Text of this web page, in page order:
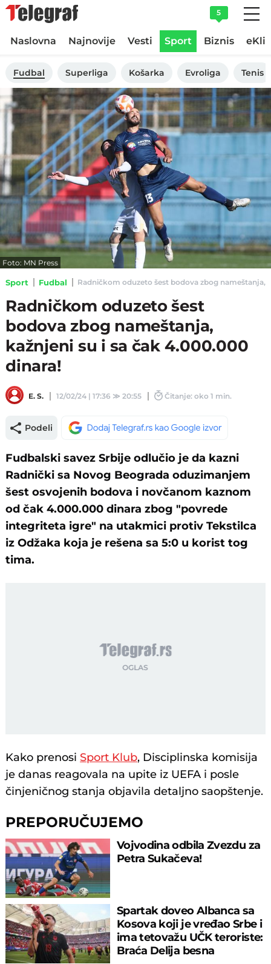
5
Naslovna Najnovije Vesti Sport Biznis
Fudbal Superliga Košarka Evroliga Tenis
Foto: MN Press
Sport Fudbal Radničkom oduzeto šest bodova zbog nameštanja,
Radničkom oduzeto šest
bodova zbog nameštanja,
kažnjeni su i sa čak 4.000.000
dinara!
E. S. 12/02/24 | 17:36 ≫20:55 Čitanje: oko 1 min.
Podeli
Fudbalski savez Srbije odlučio je da kazni
Radnički sa Novog Beograda oduzimanjem
šest osvojenih bodova i novčanom kaznom
od čak 4.000.000 dinara zbog "povrede
integriteta igre" na utakmici protiv Tekstilca
iz Odžaka koja je rešena sa 5:0 u korist tog
tima.
Kako prenosi Sport Klub, Disciplinska komisija
je danas reagovala na upite iz UEFA i posle
činjeničnog stanja objavila detaljno saopštenje.
PREPORUČUJEMO
Vojvodina odbila Zvezdu za
Petra Sukačeva!
Spartak doveo Albanca sa
Kosova koji je vređao Srbe i
ima tetovažu UČK teroriste:
Braća Delija besna